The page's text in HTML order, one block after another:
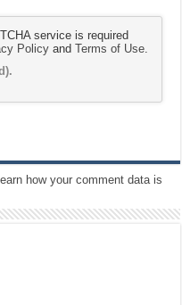
service is required
Policy andTerms of Use.
how your comment data is